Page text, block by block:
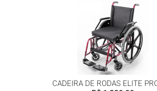
CADEIRA DE RODAS ELITE